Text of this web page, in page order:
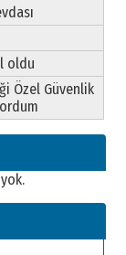
oldu
Özel Güvenlik